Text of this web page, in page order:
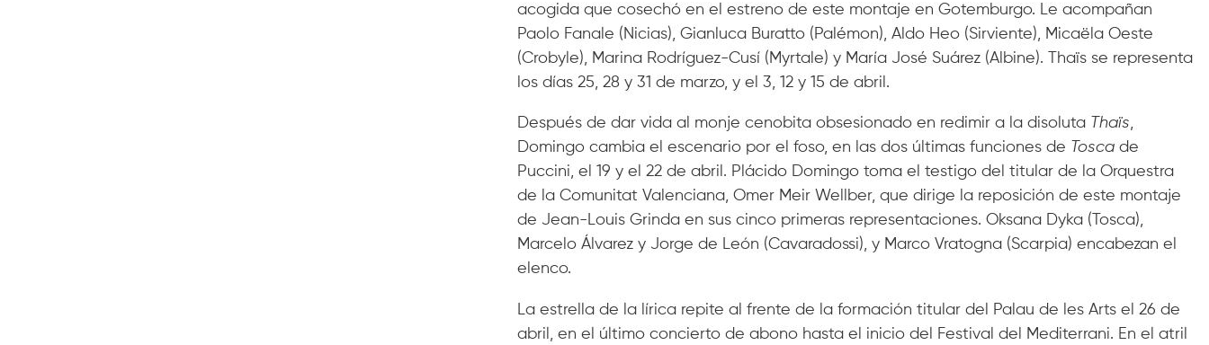
acogida que cosechó en el estreno de este montaje en Gotemburgo. Le acompañan
Paolo Fanale (Nicias), Gianluca Buratto (Palémon), Aldo Heo (Sirviente), Micaëla Oeste
(Crobyle), Marina Rodríguez-Cusí (Myrtale) y María José Suárez (Albine). Thaïs se representa
los días 25, 28 y 31 de marzo, y el 3, 12 y 15 de abril.
Después de dar vida al monje cenobita obsesionado en redimir a la disoluta Thaïs,
Domingo cambia el escenario por el foso, en las dos últimas funciones de Tosca de
Puccini, el 19 y el 22 de abril. Plácido Domingo toma el testigo del titular de la Orquestra
de la Comunitat Valenciana, Omer Meir Wellber, que dirige la reposición de este montaje
de Jean-Louis Grinda en sus cinco primeras representaciones. Oksana Dyka (Tosca),
Marcelo Álvarez y Jorge de León (Cavaradossi), y Marco Vratogna (Scarpia) encabezan el
elenco.
La estrella de la lírica repite al frente de la formación titular del Palau de les Arts el 26 de
abril, en el último concierto de abono hasta el inicio del Festival del Mediterrani. En el atril